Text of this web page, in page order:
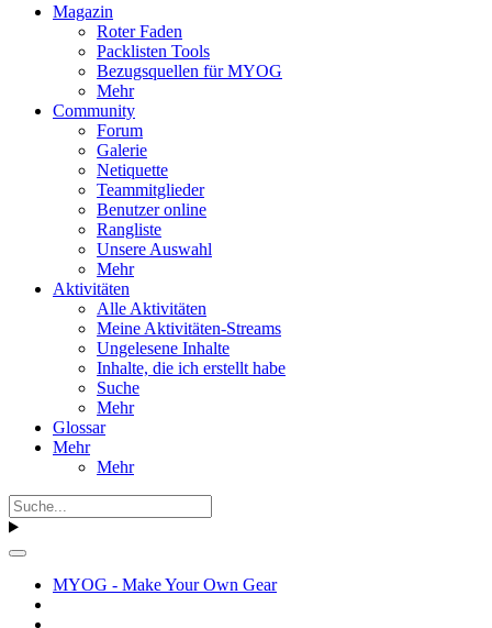
Magazin
Roter Faden
Packlisten Tools
Bezugsquellen für MYOG
Mehr
Community
Forum
Galerie
Netiquette
Teammitglieder
Benutzer online
Rangliste
Unsere Auswahl
Mehr
Aktivitäten
Alle Aktivitäten
Meine Aktivitäten-Streams
Ungelesene Inhalte
Inhalte, die ich erstellt habe
Suche
Mehr
Glossar
Mehr
Mehr
MYOG - Make Your Own Gear